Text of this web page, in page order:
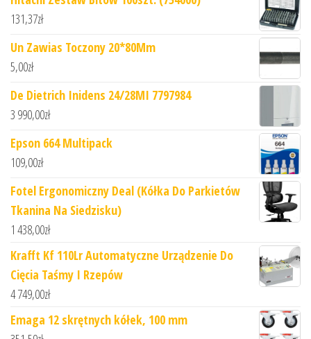
131,37zł
Un Zawias Toczony 20*80Mm
5,00zł
De Dietrich Inidens 24/28MI 7797984
3 990,00zł
Epson 664 Multipack
109,00zł
Fotel Ergonomiczny Deal (Kółka Do Parkietów
Tkanina Na Siedzisku)
1 438,00zł
Krafft Kf 110Lr Automatyczne Urządzenie Do
Cięcia Taśmy I Rzepów
4 749,00zł
Emaga 12 skrętnych kółek, 100 mm